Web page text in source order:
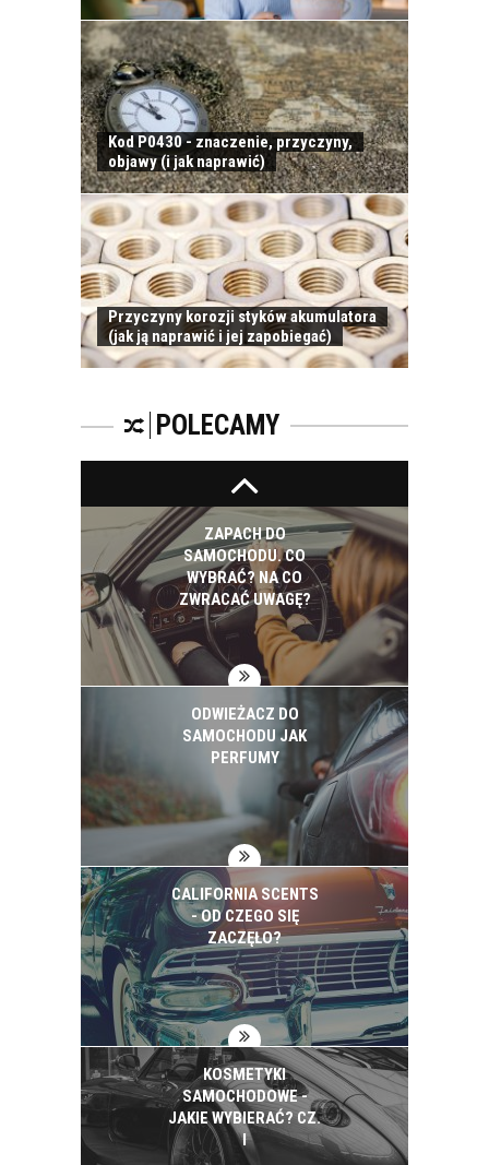
Kod P0430 - znaczenie, przyczyny,
objawy (i jak naprawić)
Przyczyny korozji styków akumulatora
(jak ją naprawić i jej zapobiegać)
POLECAMY
- OD CZEGO SIĘ
ZACZĘŁO?
KOSMETYKI
SAMOCHODOWE -
JAKIE WYBIERAĆ? CZ.
I
ZAPACH
ZAPACH DO
SAMOCHODU. CO
WYBRAĆ? NA CO
ZWRACAĆ UWAGĘ?
ODWIEŻACZ DO
SAMOCHODU JAK
PERFUMY
CALIFORNIA SCENTS
- OD CZEGO SIĘ
ZACZĘŁO?
KOSMETYKI
SAMOCHODOWE -
JAKIE WYBIERAĆ? CZ.
I